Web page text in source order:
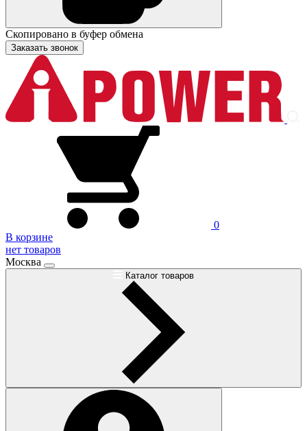
Скопировано в буфер обмена
Заказать звонок
0
В корзине
нет товаров
Москва
Каталог товаров